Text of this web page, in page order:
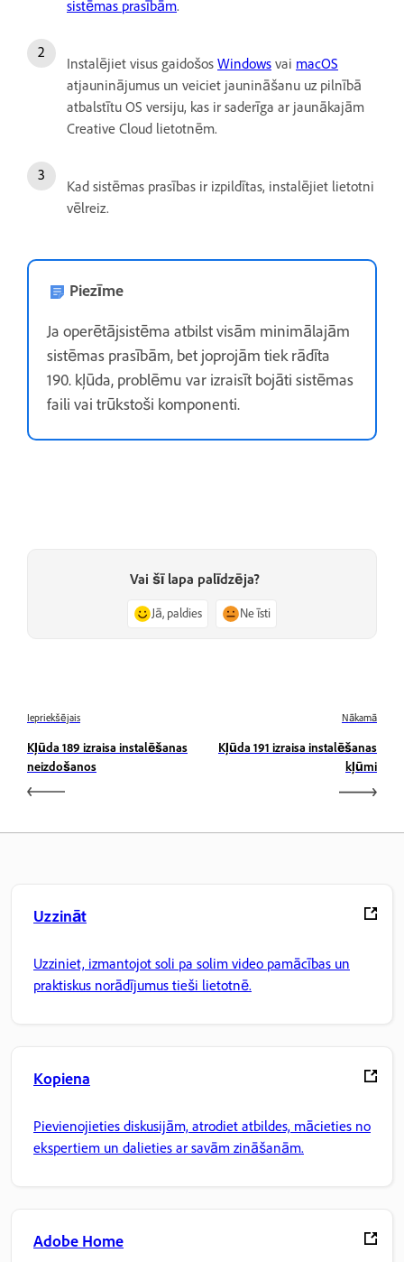
sistēmas prasībām.
Instalējiet visus gaidošos Windows vai macOS
atjauninājumus un veiciet jaunināšanu uz pilnībā
atbalstītu OS versiju, kas ir saderīga ar jaunākajām
Creative Cloud lietotnēm.
Kad sistēmas prasības ir izpildītas, instalējiet lietotni
vēlreiz.
Piezīme
Ja operētājsistēma atbilst visām minimālajām
sistēmas prasībām, bet joprojām tiek rādīta
190. kļūda, problēmu var izraisīt bojāti sistēmas
faili vai trūkstoši komponenti.
Vai šī lapa palīdzēja?
Jā, paldies Ne īsti
Iepriekšējais
Kļūda 189 izraisa instalēšanas
neizdošanos
Nākamā
Kļūda 191 izraisa instalēšanas
kļūmi
Uzzināt
Uzziniet, izmantojot soli pa solim video pamācības un
praktiskus norādījumus tieši lietotnē.
Kopiena
Pievienojieties diskusijām, atrodiet atbildes, mācieties no
ekspertiem un dalieties ar savām zināšanām.
Adobe Home